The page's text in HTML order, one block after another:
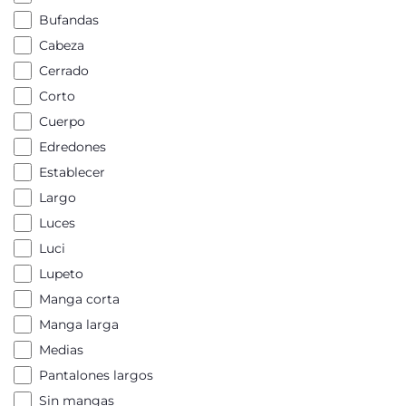
Bufandas
Cabeza
Cerrado
Corto
Cuerpo
Edredones
Establecer
Largo
Luces
Luci
Lupeto
Manga corta
Manga larga
Medias
Pantalones largos
Sin mangas